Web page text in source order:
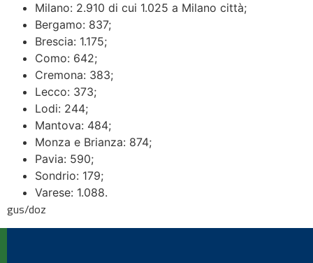
Milano: 2.910 di cui 1.025 a Milano città;
Bergamo: 837;
Brescia: 1.175;
Como: 642;
Cremona: 383;
Lecco: 373;
Lodi: 244;
Mantova: 484;
Monza e Brianza: 874;
Pavia: 590;
Sondrio: 179;
Varese: 1.088.
gus/doz